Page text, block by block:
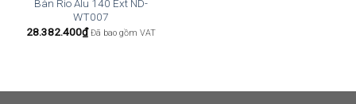
Bàn Rio Alu 140 Ext ND-
WT007
28.382.400₫ Đã bao gồm VAT